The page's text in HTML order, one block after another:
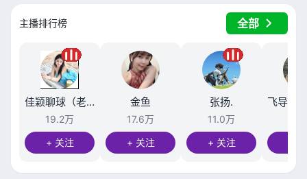
主播排行榜 全部
佳颖聊球（老高卫星）
19.2万
+ 关注
金鱼
17.6万
+ 关注
张扬.
11.0万
+ 关注